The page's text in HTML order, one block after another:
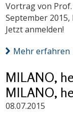
Vortrag von Prof.
September
Jetzt anmelden!
Mehr erfahren
MILANO,
MILANO,
08.07.2015